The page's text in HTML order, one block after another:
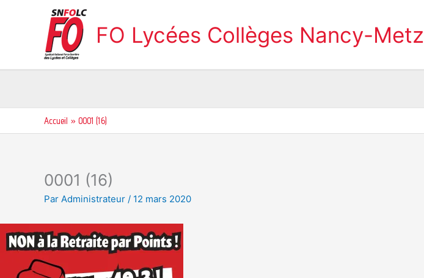
FO Lycées Collèges Nancy-Metz
Accueil 0001 (16)
0001 (16)
Par Administrateur / 12 mars 2020